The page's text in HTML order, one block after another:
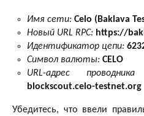
Имя сети: Celo (Baklava
Новый URL RPC: https://
Идентификатор цепи:
Символ валюты: CELO
URL-адрес
blockscout.celo-testnet.org
Убедитесь, что ввели